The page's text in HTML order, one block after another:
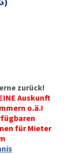
zurück!
Auskunft
o.ä.!
für Mieter